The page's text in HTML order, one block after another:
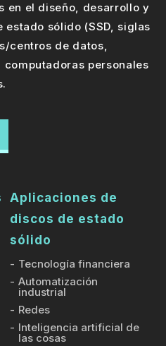
en el diseño, desarrollo y
sólido (SSD, siglas
centros de datos,
personales
Aplicaciones de
discos de estado
sólido
Tecnología financiera
Automatización
industrial
Redes
Inteligencia artificial de
las cosas